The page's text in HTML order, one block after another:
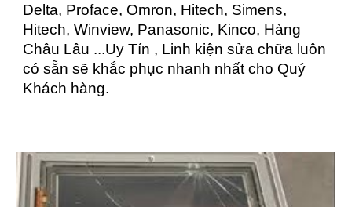
Delta, Proface, Omron, Hitech, Simens,
Hitech, Winview, Panasonic, Kinco, Hàng
Châu Lâu ...Uy Tín , Linh kiện sửa chữa luôn
có sẵn sẽ khắc phục nhanh nhất cho Quý
Khách hàng.